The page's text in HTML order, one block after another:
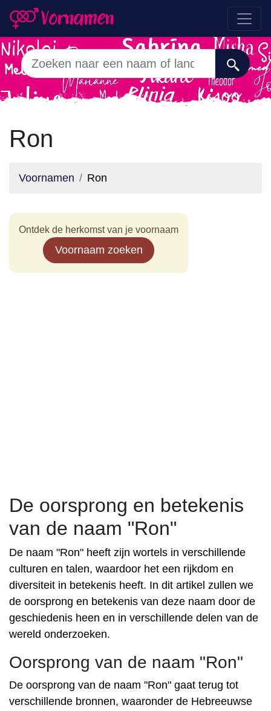
Ron
Voornamen Ron
Ontdek de herkomst van je voornaam
Voornaam zoeken
De oorsprong en betekenis
van de naam "Ron"
De naam "Ron" heeft zijn wortels in verschillende
culturen en talen, waardoor het een rijkdom en
diversiteit in betekenis heeft. In dit artikel zullen we
de oorsprong en betekenis van deze naam door de
geschiedenis heen en in verschillende delen van de
wereld onderzoeken.
Oorsprong van de naam "Ron"
De oorsprong van de naam "Ron" gaat terug tot
verschillende bronnen, waaronder de Hebreeuwse